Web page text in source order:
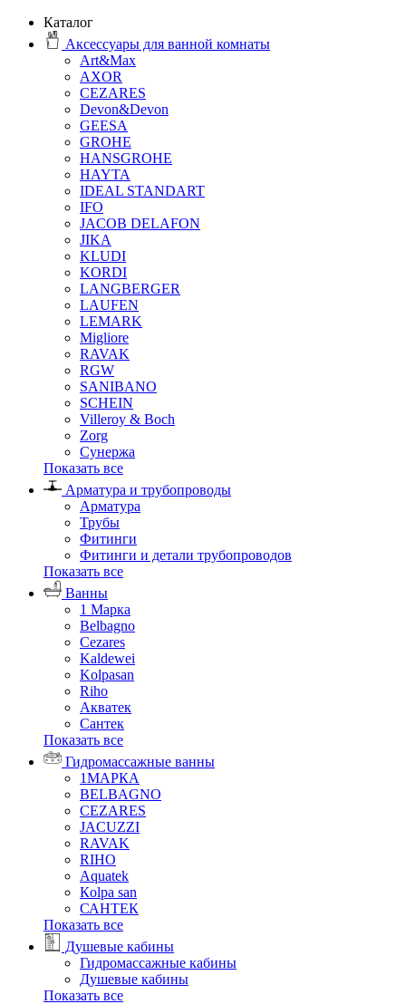
Каталог
Аксессуары для ванной комнаты
Art&Max
AXOR
CEZARES
Devon&Devon
GEESA
GROHE
HANSGROHE
HAYTA
IDEAL STANDART
IFO
JACOB DELAFON
JIKA
KLUDI
KORDI
LANGBERGER
LAUFEN
LEMARK
Migliore
RAVAK
RGW
SANIBANO
SCHEIN
Villeroy & Boch
Zorg
Сунержа
Показать все
Арматура и трубопроводы
Арматура
Трубы
Фитинги
Фитинги и детали трубопроводов
Показать все
Ванны
1 Марка
Belbagno
Cezares
Kaldewei
Kolpasan
Riho
Акватек
Сантек
Показать все
Гидромассажные ванны
1МАРКА
BELBAGNO
CEZARES
JACUZZI
RAVAK
RIHO
Аquatek
Кolpa san
САНТЕК
Показать все
Душевые кабины
Гидромассажные кабины
Душевые кабины
Показать все